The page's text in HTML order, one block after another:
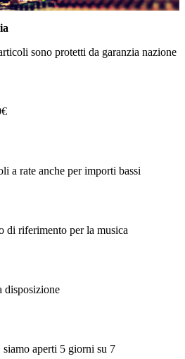
sono protetti da garanzia nazione
a rate anche per importi bassi
di riferimento per la musica
disposizione
aperti 5 giorni su 7